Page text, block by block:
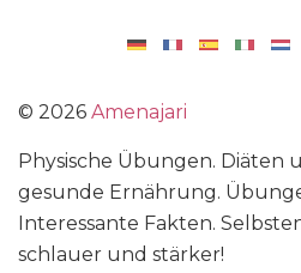
© 2026 Amenajari
Physische Übungen. Diäten
gesunde Ernährung.
Interessante Fakten.
schlauer und stärker!